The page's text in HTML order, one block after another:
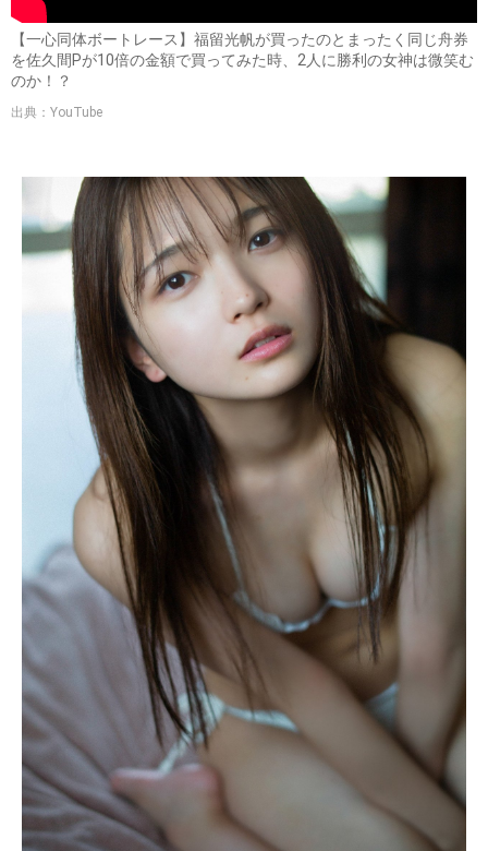
【一心同体ボートレース】福留光帆が買ったのとまったく同じ舟券
を佐久間Pが10倍の金額で買ってみた時、2人に勝利の女神は微笑む
のか！？
出典：YouTube